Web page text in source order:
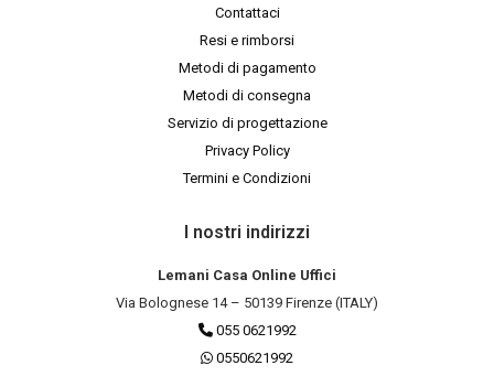
Contattaci
Resi e rimborsi
Metodi di pagamento
Metodi di consegna
Servizio di progettazione
Privacy Policy
Termini e Condizioni
I nostri indirizzi
Lemani Casa Online Uffici
Via Bolognese 14 – 50139 Firenze (ITALY)
055 0621992
0550621992